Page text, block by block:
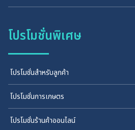
โปรโมชั่นพิเศษ
โปรโมชั่นสำหรับลูกค้า
โปรโมชั่นการเกษตร
โปรโมชั่นร้านค้าออนไลน์